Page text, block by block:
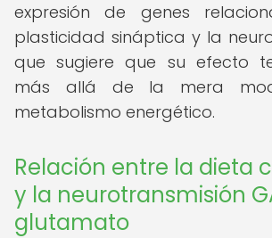
expresión de genes
plasticidad sináptica y la
que sugiere que su efecto
más allá de la mera
metabolismo energético.
Relación entre la dieta
y la neurotransmisión
glutamato